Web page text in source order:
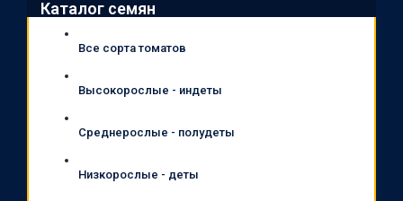
Каталог семян
Все сорта томатов
Высокорослые - индеты
Среднерослые - полудеты
Низкорослые - деты